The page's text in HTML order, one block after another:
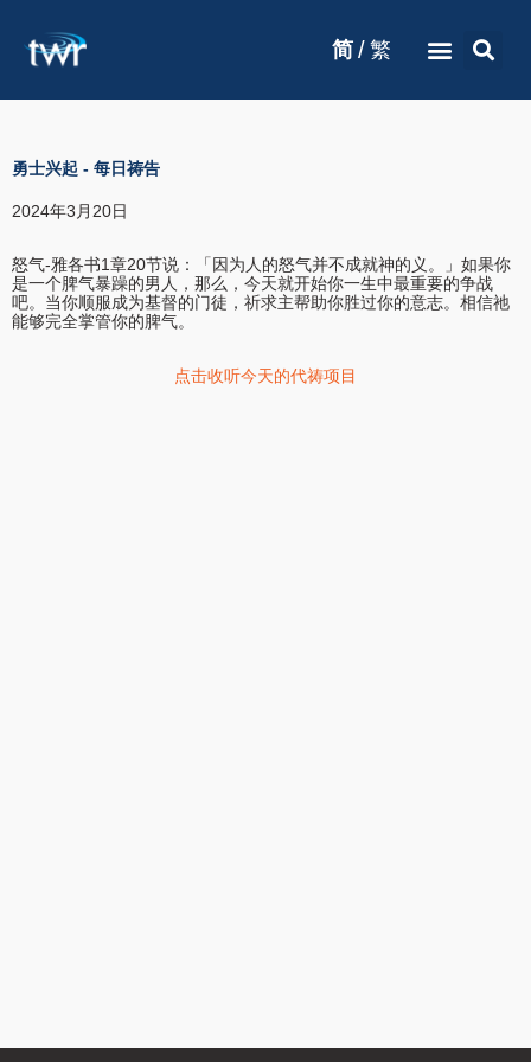
简 / 繁
勇士兴起 - 每日祷告
2024年3月20日
怒气-雅各书1章20节说：「因为人的怒气并不成就神的义。」如果你
是一个脾气暴躁的男人，那么，今天就开始你一生中最重要的争战
吧。当你顺服成为基督的门徒，祈求主帮助你胜过你的意志。相信祂
能够完全掌管你的脾气。
点击收听今天的代祷项目